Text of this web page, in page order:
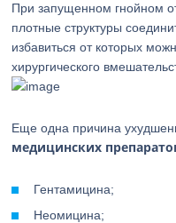
При запущенном гнойном
плотные структуры
избавиться от которых
хирургического
Еще одна причина
медицинских
Гентамицина;
Неомицина;